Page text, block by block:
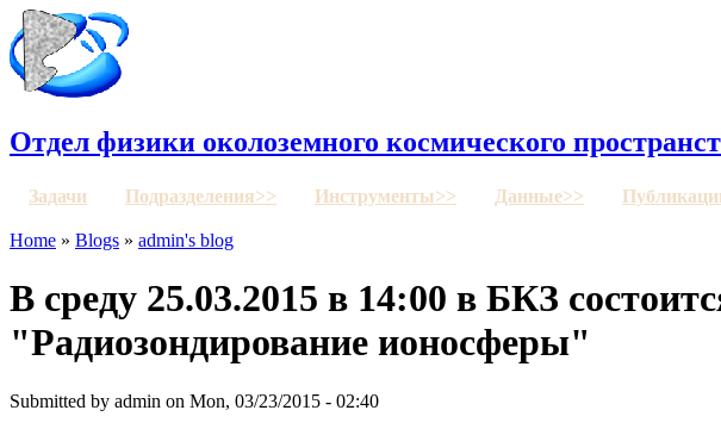
Отдел физики околоземного космического
Задачи Подразделения>> Инструменты>> Данные>>
Home » Blogs » admin's blog
В среду 25.03.2015 в 14:00 в БКЗ
"Радиозондирование ионосферы"
Submitted by admin on Mon, 03/23/2015 - 02:40